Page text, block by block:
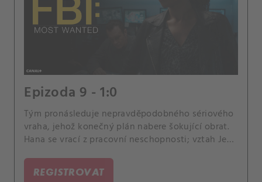
Epizoda 9 - 1:0
Tým pronásleduje nepravděpodobného sériového
vraha, jehož konečný plán nabere šokující obrat.
Hana se vrací z pracovní neschopnosti; vztah Jess
REGISTROVAT